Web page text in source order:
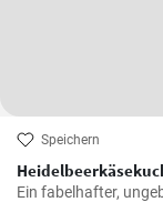
Speichern
Ein fabelhafter,